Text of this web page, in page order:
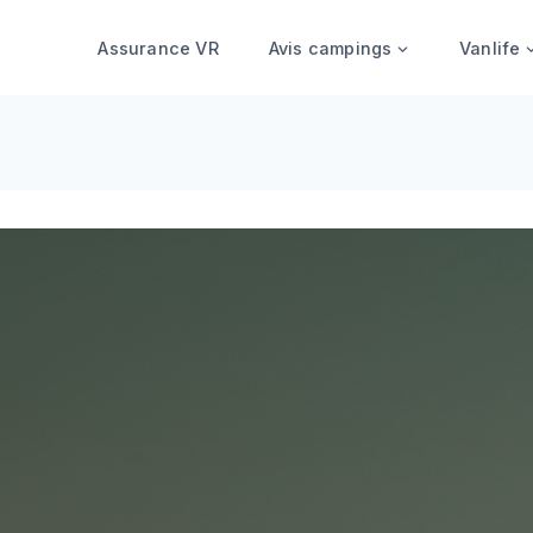
Assurance VR Avis campings Vanlife